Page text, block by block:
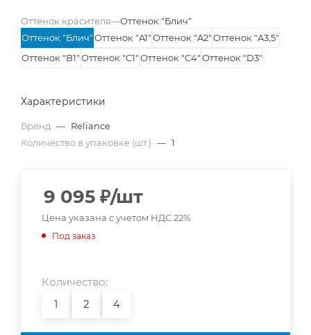
Оттенок красителя—Оттенок "Блич"
Оттенок "Блич"Оттенок "A1"Оттенок "A2"Оттенок "A3,5"
Оттенок "B1"Оттенок "C1"Оттенок "C4"Оттенок "D3"
Характеристики
Бренд — Reliance
Количество в упаковке (шт.) — 1
9 095 ₽/шт
Цена указана с учетом НДС 22%
Под заказ
Количество:
1
2 4